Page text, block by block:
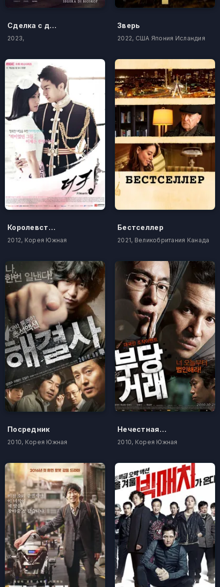
Сделка с дьяволом
2023,
Зверь
2022, США Япония Исландия
Королевство двух сердец
2012, Корея Южная
Бестселлер
2021, Великобритания Канада
Посредник
2010, Корея Южная
Нечестная сделка
2010, Корея Южная